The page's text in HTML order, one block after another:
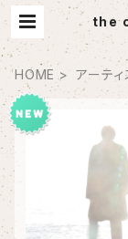
the
HOME アーテ